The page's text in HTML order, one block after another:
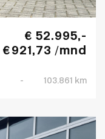
€ 52.995,-
€ 921,73 /mnd
- 103.861 km